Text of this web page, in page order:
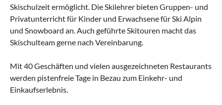
Skischulzeit ermöglicht. Die Skilehrer bieten Gruppen- und
Privatunterricht für Kinder und Erwachsene für Ski Alpin
und Snowboard an. Auch geführte Skitouren macht das
Skischulteam gerne nach Vereinbarung.
Mit 40 Geschäften und vielen ausgezeichneten Restaurants
werden pistenfreie Tage in Bezau zum Einkehr- und
Einkaufserlebnis.